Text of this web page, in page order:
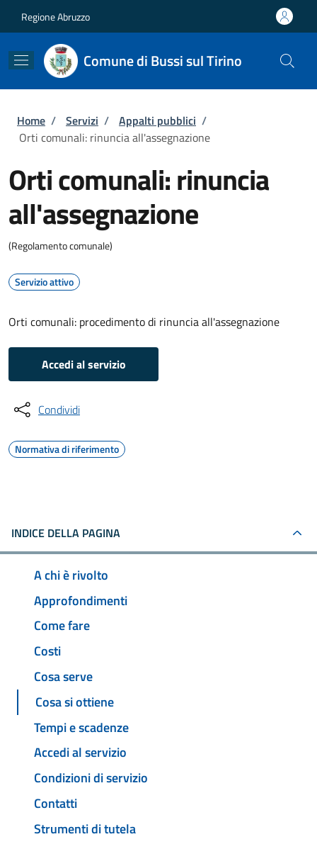
Regione Abruzzo
Comune di Bussi sul Tirino
Briciole di pane
Home / Servizi / Appalti pubblici /
Orti comunali: rinuncia all'assegnazione
Orti comunali: rinuncia
all'assegnazione
(Regolamento comunale)
Servizio attivo
Orti comunali: procedimento di rinuncia all'assegnazione
Accedi al servizio
Condividi
Normativa di riferimento
INDICE DELLA PAGINA
A chi è rivolto
Approfondimenti
Come fare
Costi
Cosa serve
Cosa si ottiene
Tempi e scadenze
Accedi al servizio
Condizioni di servizio
Contatti
Strumenti di tutela